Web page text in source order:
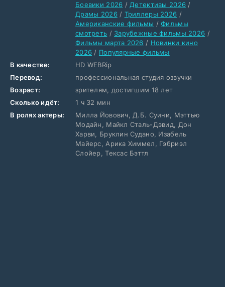
Боевики 2026 / Детективы 2026 /
Драмы 2026/ Триллеры 2026 /
Американские фильмы /Фильмы
смотреть / Зарубежные фильмы 2026 /
Фильмы марта 2026 / Новинки кино
2026 / Популярные фильмы
В качестве:
HD WEBRip
Перевод:
профессиональная студия озвучки
Возраст:
зрителям, достигшим 18 лет
Сколько идёт:
1 ч 32 мин
В ролях актеры:
Милла Йовович, Д.Б. Суини, Мэттью
Модайн, Майкл Сталь-Дэвид, Дон
Харви, Бруклин Судано, Изабель
Майерс, Арика Химмел, Гэбриэл
Слойер, Тексас Бэттл